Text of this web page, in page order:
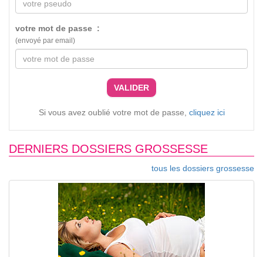
votre mot de passe :
(envoyé par email)
VALIDER
Si vous avez oublié votre mot de passe, cliquez ici
DERNIERS DOSSIERS GROSSESSE
tous les dossiers grossesse